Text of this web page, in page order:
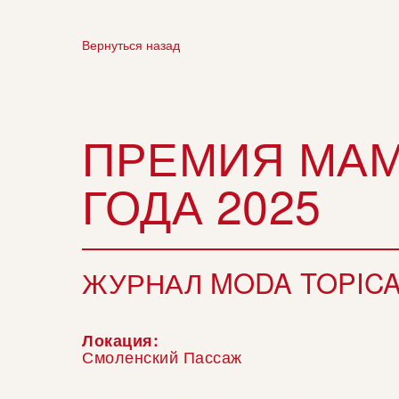
Локация:
Смоленский Пассаж
Вернуться назад
ПРЕМИЯ
ГОДА 2025
ЖУРНАЛ MODA